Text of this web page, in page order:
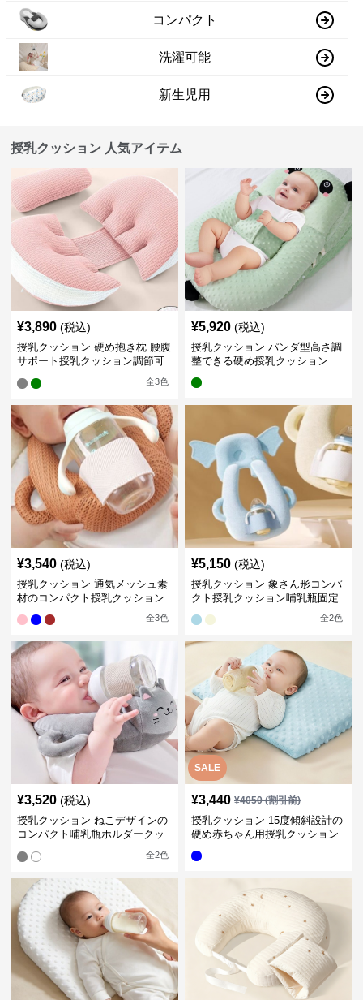
コンパクト
洗濯可能
新生児用
授乳クッション 人気アイテム
¥3,890 (税込)
授乳クッション 硬め抱き枕 腰腹
サポート授乳クッション調節可
全3色
¥5,920 (税込)
授乳クッション パンダ型高さ調
整できる硬め授乳クッション
¥3,540 (税込)
授乳クッション 通気メッシュ素
材のコンパクト授乳クッション
全3色
¥5,150 (税込)
授乳クッション 象さん形コンパ
クト授乳クッション哺乳瓶固定
全2色
¥3,520 (税込)
授乳クッション ねこデザインの
コンパクト哺乳瓶ホルダークッ
全2色
SALE
¥3,440 ¥4050(割引前)
授乳クッション 15度傾斜設計の
硬め赤ちゃん用授乳クッション